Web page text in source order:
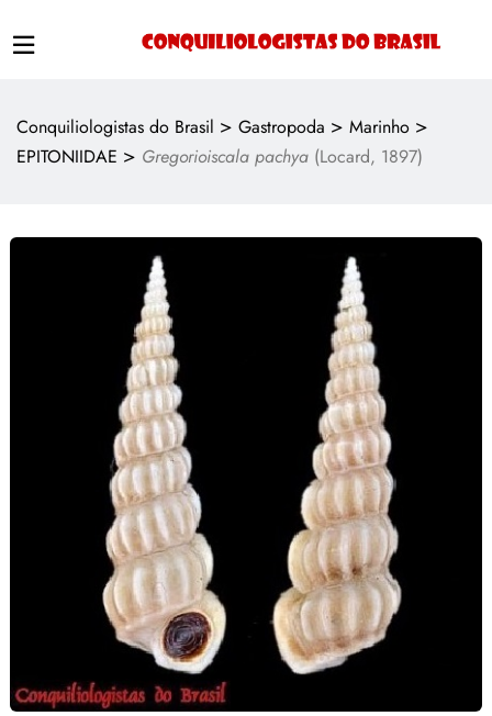
Conquiliologistas do Brasil > Gastropoda > Marinho >
EPITONIIDAE > Gregorioiscala pachya (Locard, 1897)